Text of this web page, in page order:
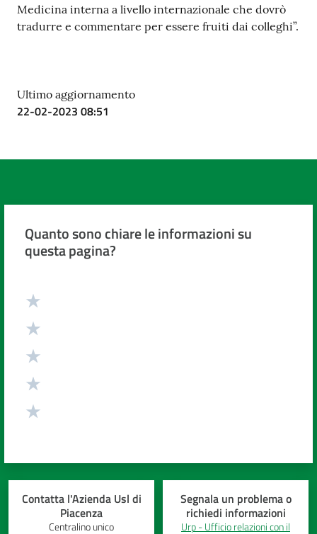
Medicina interna a livello internazionale che dovrò
tradurre e commentare per essere fruiti dai colleghi”.
Ultimo aggiornamento
22-02-2023 08:51
Quanto sono chiare le informazioni su
questa pagina?
Contatta l'Azienda Usl di
Piacenza
Centralino unico
Segnala un problema o
richiedi informazioni
Urp - Ufficio relazioni con il